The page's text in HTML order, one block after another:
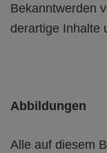
Bekanntwerden
derartige Inhalte
Abbildungen
Alle auf diesem